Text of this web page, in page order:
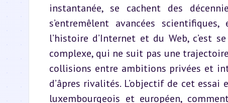
instantanée, se cachent des
s’entremêlent avancées scientifiques,
l’histoire d’Internet et du Web, c’est
complexe, qui ne suit pas une
collisions entre ambitions privées et
d’âpres rivalités. L’objectif de cet
luxembourgeois et européen,